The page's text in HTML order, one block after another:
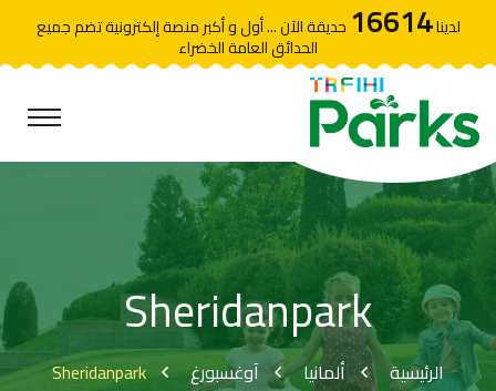
لدينا16614 حديقة الآن ... أول و أكبر منصة إلكترونية تضم جميع
الحدائق العامة الخضراء
Sheridanpark
الرئيسية ألمانيا آوغسبورغ Sheridanpark